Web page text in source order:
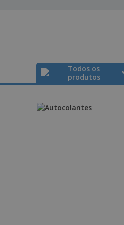
Todos os
produtos